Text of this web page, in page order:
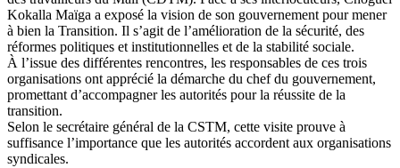
Kokalla Maïga a exposé la vision de son gouvernement pour mener
à bien la Transition. Il s’agit de l’amélioration de la sécurité, des
réformes politiques et institutionnelles et de la stabilité sociale.
À l’issue des différentes rencontres, les responsables de ces trois
organisations ont apprécié la démarche du chef du gouvernement,
promettant d’accompagner les autorités pour la réussite de la
transition.
Selon le secrétaire général de la CSTM, cette visite prouve à
suffisance l’importance que les autorités accordent aux organisations
syndicales.